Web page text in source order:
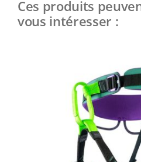
Ces produits
vous intéresser :